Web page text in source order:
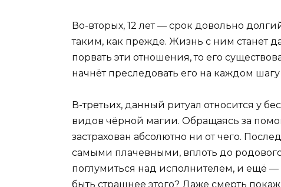
Во-вторых, 12 лет — срок довольно
таким, как прежде. Жизнь с ним станет
порвать эти отношения, то его
начнёт преследовать его на каждом
В-третьих, данный ритуал относится у
видов чёрной магии. Обращаясь за
застрахован абсолютно ни от чего.
самыми плачевными, вплоть до
поглумиться над исполнителем, и ещё —
быть страшнее этого? Даже смерть